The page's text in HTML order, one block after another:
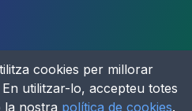
cookies per millorar
utilitzar-lo, accepteu totes
la nostra política de cookies.